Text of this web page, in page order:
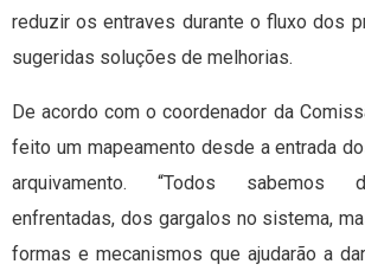
reduzir os entraves durante o fluxo dos
sugeridas soluções de melhorias.
De acordo com o coordenador da
feito um mapeamento desde a entrada
arquivamento. “Todos sabemos
enfrentadas, dos gargalos no sistema,
formas e mecanismos que ajudarão a